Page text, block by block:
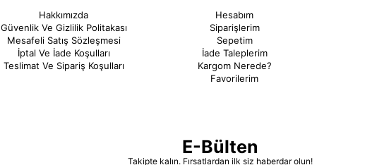
Hakkımızda
Güvenlik Ve Gizlilik Politakası
Mesafeli Satış Sözleşmesi
İptal Ve İade Koşulları
Teslimat Ve Sipariş Koşulları
Hesabım
Siparişlerim
Sepetim
İade Taleplerim
Kargom Nerede?
Favorilerim
E-Bülten
Takipte kalın. Fırsatlardan ilk siz haberdar olun!